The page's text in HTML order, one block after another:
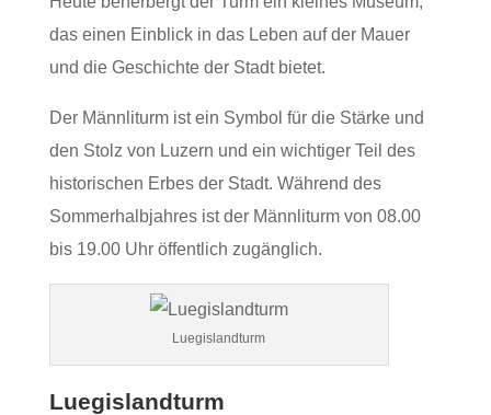
das einen Einblick in das Leben auf der Mauer
und die Geschichte der Stadt bietet.
Der Männliturm ist ein Symbol für die Stärke und
den Stolz von Luzern und ein wichtiger Teil des
historischen Erbes der Stadt. Während des
Sommerhalbjahres ist der Männliturm von 08.00
bis 19.00 Uhr öffentlich zugänglich.
Luegislandturm
Luegislandturm